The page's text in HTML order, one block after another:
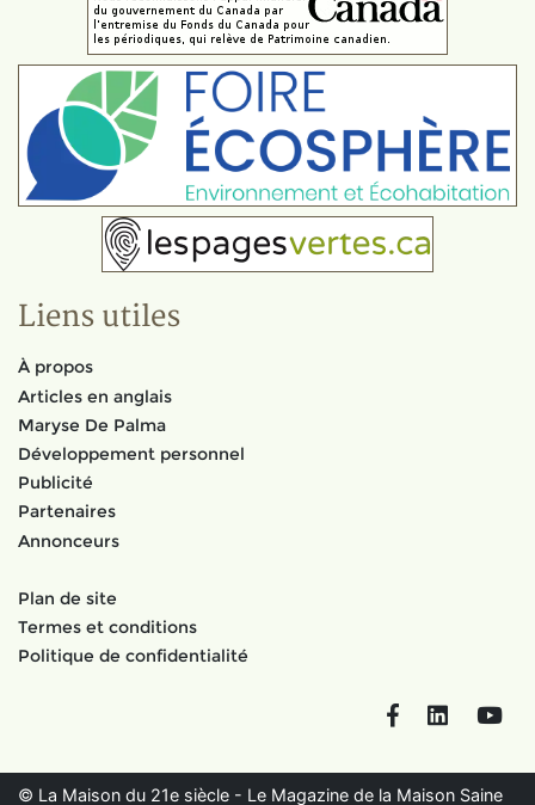
Liens utiles
À propos
Articles en anglais
Maryse De Palma
Développement personnel
Publicité
Partenaires
Annonceurs
Plan de site
Termes et conditions
Politique de confidentialité
FacebookLinkedIn
© La Maison du 21e siècle - Le Magazine de la Maison Saine